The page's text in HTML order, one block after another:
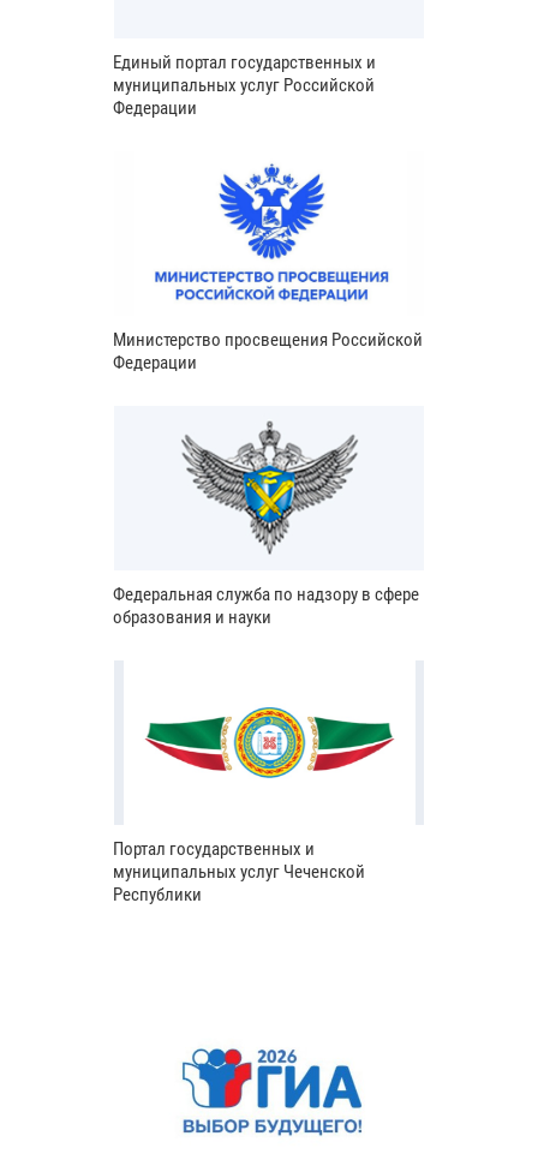
Единый портал государственных и
муниципальных услуг Российской
Федерации
Министерство просвещения Российской
Федерации
Федеральная служба по надзору в сфере
образования и науки
Портал государственных и
муниципальных услуг Чеченской
Республики